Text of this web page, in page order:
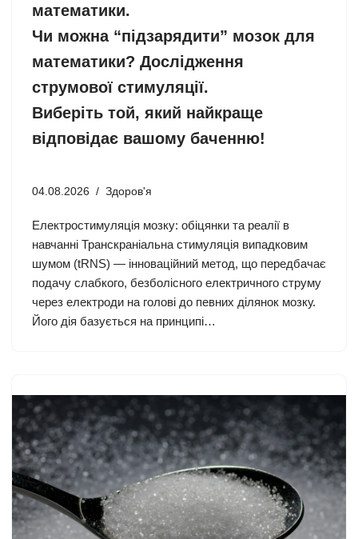
математики.
Чи можна “підзарядити” мозок для
математики? Дослідження
струмової стимуляції.
Виберіть той, який найкраще
відповідає вашому баченню!
04.08.2026 Здоров'я
Електростимуляція мозку: обіцянки та реалії в
навчанні Транскраніальна стимуляція випадковим
шумом (tRNS) — інноваційний метод, що передбачає
подачу слабкого, безболісного електричного струму
через електроди на голові до певних ділянок мозку.
Його дія базується на принципі…